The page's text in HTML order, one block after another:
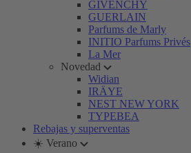
GIVENCHY
GUERLAIN
Parfums de Marly
INITIO Parfums Privés
La Mer
Novedad
Widian
IRÄYE
NEST NEW YORK
TYPEBEA
Rebajas y superventas
☀️ Verano